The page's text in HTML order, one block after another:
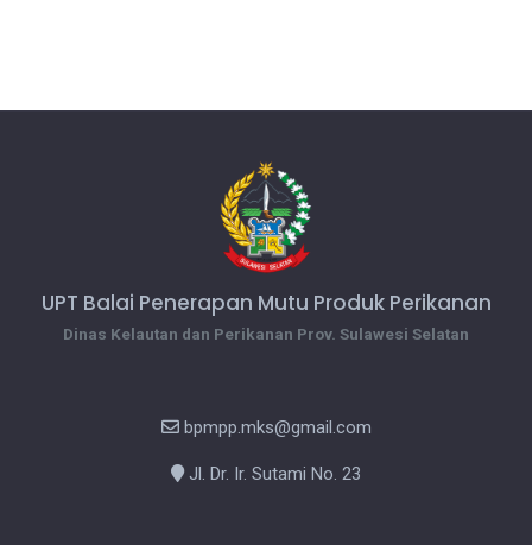
UPT Balai Penerapan Mutu Produk Perikanan
Dinas Kelautan dan Perikanan Prov. Sulawesi Selatan
bpmpp.mks@gmail.com
Jl. Dr. Ir. Sutami No. 23